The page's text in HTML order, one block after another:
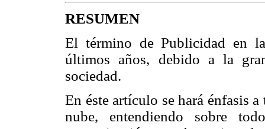
RESUMEN
El término de Publicidad en
últimos años, debido a la
sociedad.
En éste artículo se hará énfasis
nube, entendiendo sobre